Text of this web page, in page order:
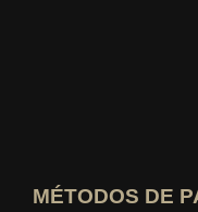
MÉTODOS DE